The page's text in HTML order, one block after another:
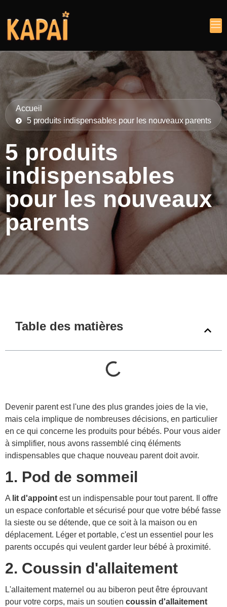
Accueil
5 produits indispensables pour les nouveaux parents
5 produits
indispensables
pour les nouveaux
parents
Table des matières
Devenir parent est l'une des plus grandes joies de la vie,
mais cela implique de nombreuses décisions, en particulier
en ce qui concerne les produits pour bébés. Pour vous aider
à simplifier, nous avons rassemblé cinq éléments
indispensables que chaque nouveau parent doit avoir.
1. Pod de sommeil
A lit d'appoint est un indispensable pour tout parent. Il offre
un espace confortable et sécurisé pour que votre bébé fasse
la sieste ou se détende, que ce soit à la maison ou en
déplacement. Léger et portable, c'est un essentiel pour les
parents occupés qui veulent garder leur bébé à proximité.
2. Coussin d'allaitement
L'allaitement maternel ou au biberon peut être éprouvant
pour votre corps, mais un soutien coussin d'allaitement